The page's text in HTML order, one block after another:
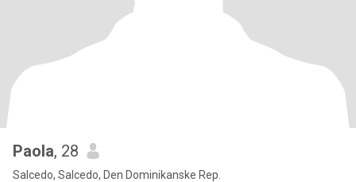
Paola, 28
Salcedo, Salcedo, Den Dominikanske Rep.